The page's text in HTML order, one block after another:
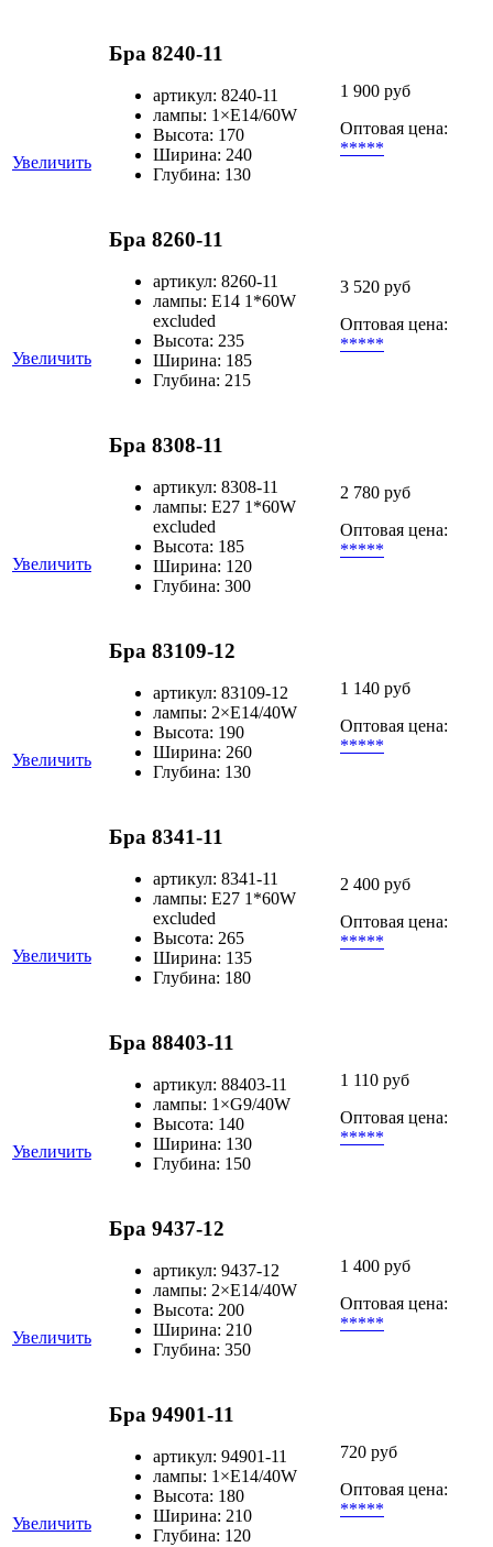
Увеличить
Бра 8240-11
артикул: 8240-11
лампы: 1×Е14/60W
Высота: 170
Ширина: 240
Глубина: 130
1 900 руб
Оптовая цена:
*****
Увеличить
Бра 8260-11
артикул: 8260-11
лампы: E14 1*60W
excluded
Высота: 235
Ширина: 185
Глубина: 215
3 520 руб
Оптовая цена:
*****
Увеличить
Бра 8308-11
артикул: 8308-11
лампы: E27 1*60W
excluded
Высота: 185
Ширина: 120
Глубина: 300
2 780 руб
Оптовая цена:
*****
Увеличить
Бра 83109-12
артикул: 83109-12
лампы: 2×Е14/40W
Высота: 190
Ширина: 260
Глубина: 130
1 140 руб
Оптовая цена:
*****
Увеличить
Бра 8341-11
артикул: 8341-11
лампы: E27 1*60W
excluded
Высота: 265
Ширина: 135
Глубина: 180
2 400 руб
Оптовая цена:
*****
Увеличить
Бра 88403-11
артикул: 88403-11
лампы: 1×G9/40W
Высота: 140
Ширина: 130
Глубина: 150
1 110 руб
Оптовая цена:
*****
Увеличить
Бра 9437-12
артикул: 9437-12
лампы: 2×Е14/40W
Высота: 200
Ширина: 210
Глубина: 350
1 400 руб
Оптовая цена:
*****
Увеличить
Бра 94901-11
артикул: 94901-11
лампы: 1×Е14/40W
Высота: 180
Ширина: 210
Глубина: 120
720 руб
Оптовая цена:
*****